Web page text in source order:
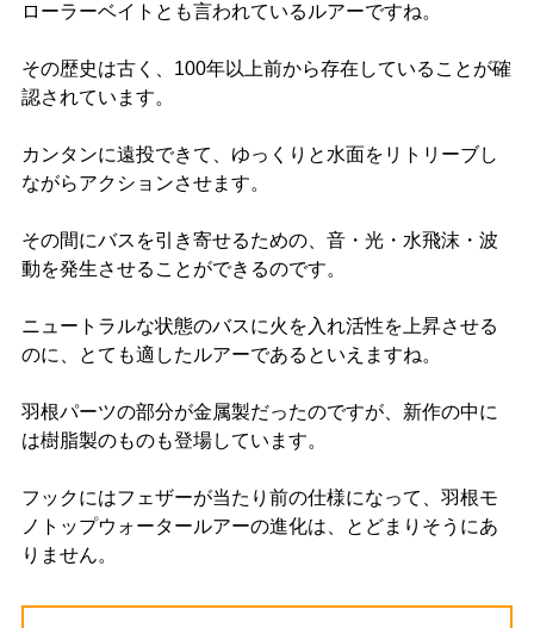
ローラーベイトとも言われているルアーですね。
その歴史は古く、100年以上前から存在していることが確
認されています。
カンタンに遠投できて、ゆっくりと水面をリトリーブし
ながらアクションさせます。
その間にバスを引き寄せるための、音・光・水飛沫・波
動を発生させることができるのです。
ニュートラルな状態のバスに火を入れ活性を上昇させる
のに、とても適したルアーであるといえますね。
羽根パーツの部分が金属製だったのですが、新作の中に
は樹脂製のものも登場しています。
フックにはフェザーが当たり前の仕様になって、羽根モ
ノトップウォータールアーの進化は、とどまりそうにあ
りません。